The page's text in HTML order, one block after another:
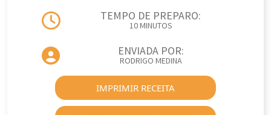
TEMPO DE PREPARO:
10 MINUTOS
ENVIADA POR:
RODRIGO MEDINA
IMPRIMIR RECEITA